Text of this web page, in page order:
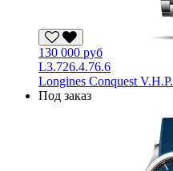
130 000 руб
L3.726.4.76.6
Longines Conquest V.H.P.
Под заказ